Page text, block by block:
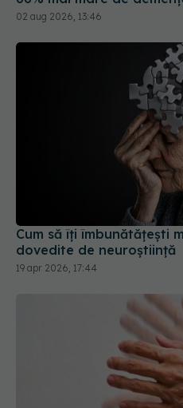
Cum să îți îmbunătățești
dovedite de neuroștiință